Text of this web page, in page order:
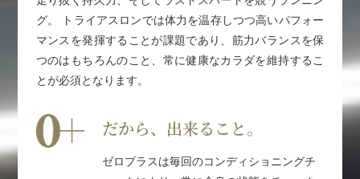
グ。 トライアスロンでは体力を温存しつつ高いパフォー
マンスを発揮することが課題であり、筋力バランスを保
つのはもちろんのこと、常に健康なカラダを維持するこ
とが必須となります。
だから、出来ること。
ゼロプラスは毎回のコンディショニングチ